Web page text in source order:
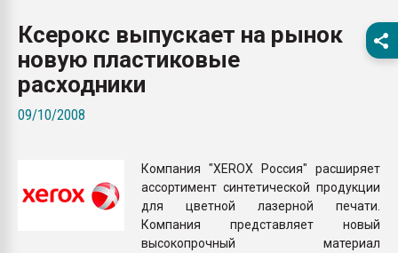
26.07.2022 "Сибирский
Ксерокс выпускает на рынок
новую пластиковые
расходники
09/10/2008
Компания "XEROX Россия" расширяет
ассортимент синтетической продукции
для цветной лазерной печати.
Компания представляет новый
высокопрочный материал